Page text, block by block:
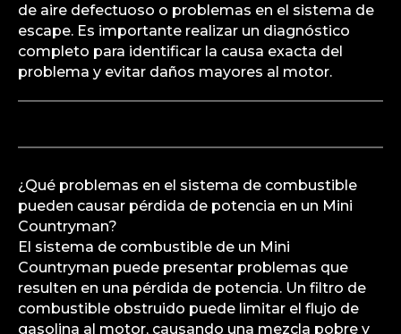
de aire defectuoso o problemas en el sistema de
escape. Es importante realizar un diagnóstico
completo para identificar la causa exacta del
problema y evitar daños mayores al motor.
¿Qué problemas en el sistema de combustible
pueden causar pérdida de potencia en un Mini
Countryman?
El sistema de combustible de un Mini
Countryman puede presentar problemas que
resulten en una pérdida de potencia. Un filtro de
combustible obstruido puede limitar el flujo de
gasolina al motor, causando una mezcla pobre y